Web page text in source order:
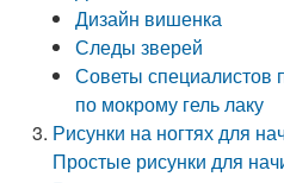
Дизайн вишенка
Следы зверей
Советы специалистов
по мокрому гель лаку
Рисунки на ногтях для
Простые рисунки для